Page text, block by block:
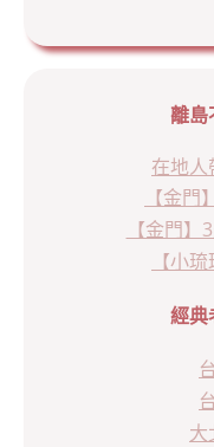
離島
在地人
【金
【金門
【小
經典
大